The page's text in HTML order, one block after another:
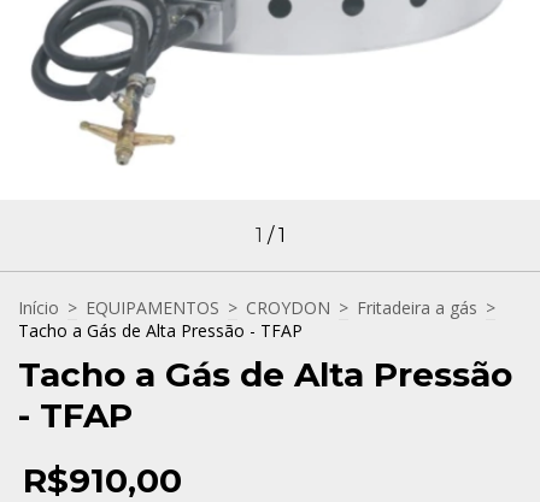
1 /1
Início > EQUIPAMENTOS > CROYDON > Fritadeira a gás >
Tacho a Gás de Alta Pressão - TFAP
Tacho a Gás de Alta Pressão
- TFAP
R$910,00